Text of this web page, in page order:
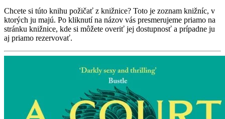
Chcete si túto knihu požičať z knižnice? Toto je zoznam knižníc, v
ktorých ju majú. Po kliknutí na názov vás presmerujeme priamo na
stránku knižnice, kde si môžete overiť jej dostupnosť a prípadne ju
aj priamo rezervovať.